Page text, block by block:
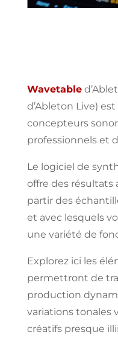
Wavetable
d’Ableton Live) est
concepteurs
professionnels et
Le logiciel de
offre des résultats
partir des
et avec lesquels
une variété de
Explorez ici les
permettront de
production
variations tonales
créatifs presque